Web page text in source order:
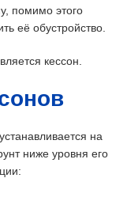
помимо этого
её обустройство.
кессон.
на
ниже уровня его